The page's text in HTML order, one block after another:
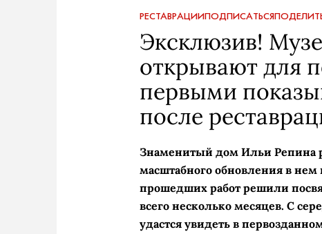
РЕСТАВРАЦИИПОДПИСАТЬСЯ
Эксклюзив!
открывают для
первыми
после
Знаменитый дом Ильи Репина
масштабного обновления в нем
прошедших работ решили
всего несколько месяцев. С
удастся увидеть в